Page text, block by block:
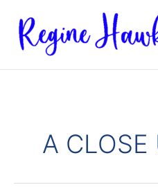
Inhalt
springen
A